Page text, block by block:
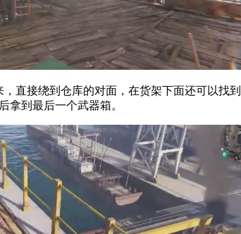
接绕到仓库的对面，在货架下面还可以找
拿到最后一个武器箱。